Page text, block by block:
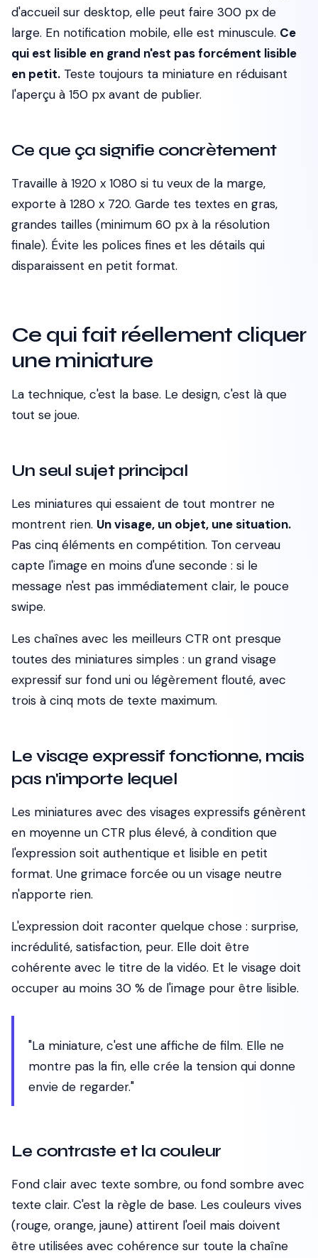
d'accueil sur desktop, elle peut faire 300 px de
large. En notification mobile, elle est minuscule. Ce
qui est lisible en grand n'est pas forcément lisible
en petit. Teste toujours ta miniature en réduisant
l'aperçu à 150 px avant de publier.
Ce que ça signifie concrètement
Travaille à 1920 x 1080 si tu veux de la marge,
exporte à 1280 x 720. Garde tes textes en gras,
grandes tailles (minimum 60 px à la résolution
finale). Évite les polices fines et les détails qui
disparaissent en petit format.
Ce qui fait réellement cliquer
une miniature
La technique, c'est la base. Le design, c'est là que
tout se joue.
Un seul sujet principal
Les miniatures qui essaient de tout montrer ne
montrent rien. Un visage, un objet, une situation.
Pas cinq éléments en compétition. Ton cerveau
capte l'image en moins d'une seconde : si le
message n'est pas immédiatement clair, le pouce
swipe.
Les chaînes avec les meilleurs CTR ont presque
toutes des miniatures simples : un grand visage
expressif sur fond uni ou légèrement flouté, avec
trois à cinq mots de texte maximum.
Le visage expressif fonctionne, mais
pas n'importe lequel
Les miniatures avec des visages expressifs génèrent
en moyenne un CTR plus élevé, à condition que
l'expression soit authentique et lisible en petit
format. Une grimace forcée ou un visage neutre
n'apporte rien.
L'expression doit raconter quelque chose : surprise,
incrédulité, satisfaction, peur. Elle doit être
cohérente avec le titre de la vidéo. Et le visage doit
occuper au moins 30 % de l'image pour être lisible.
"La miniature, c'est une affiche de film. Elle ne
montre pas la fin, elle crée la tension qui donne
envie de regarder."
Le contraste et la couleur
Fond clair avec texte sombre, ou fond sombre avec
texte clair. C'est la règle de base. Les couleurs vives
(rouge, orange, jaune) attirent l'oeil mais doivent
être utilisées avec cohérence sur toute la chaîne